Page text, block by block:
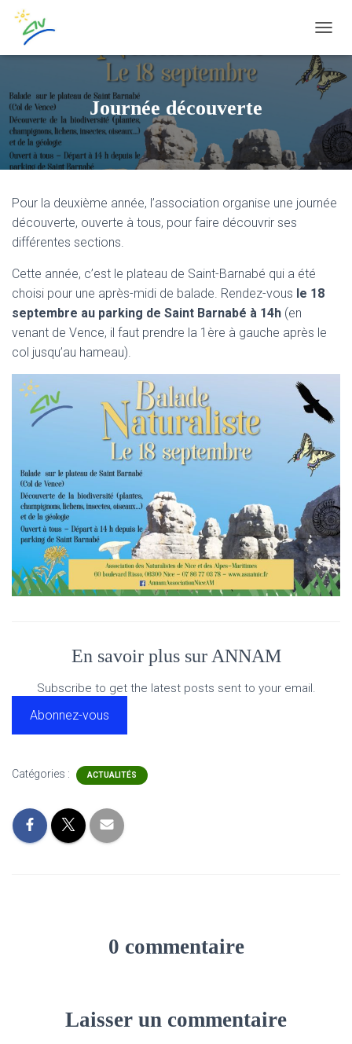
Journée découverte
Pour la deuxième année, l’association organise une journée
découverte, ouverte à tous, pour faire découvrir ses
différentes sections.
Cette année, c’est le plateau de Saint-Barnabé qui a été
choisi pour une après-midi de balade. Rendez-vous le 18
septembre au parking de Saint Barnabé à 14h (en
venant de Vence, il faut prendre la 1ère à gauche après le
col jusqu’au hameau).
En savoir plus sur ANNAM
Subscribe to get the latest posts sent to your email.
Abonnez-vous
Catégories : ACTUALITÉS
0 commentaire
Laisser un commentaire